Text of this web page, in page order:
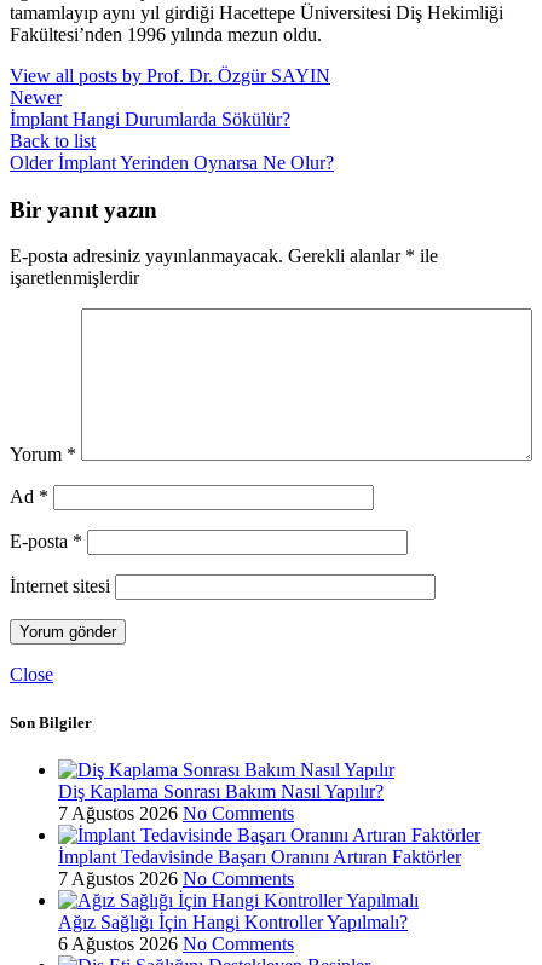
tamamlayıp aynı yıl girdiği Hacettepe Üniversitesi Diş Hekimliği
Fakültesi’nden 1996 yılında mezun oldu.
View all posts by Prof. Dr. Özgür SAYIN
Newer
İmplant Hangi Durumlarda Sökülür?
Back to list
Older İmplant Yerinden Oynarsa Ne Olur?
Bir yanıt yazın
E-posta adresiniz yayınlanmayacak. Gerekli alanlar * ile
işaretlenmişlerdir
Yorum *
Ad *
E-posta *
İnternet sitesi
Close
Son Bilgiler
Diş Kaplama Sonrası Bakım Nasıl Yapılır?
7 Ağustos 2026 No Comments
İmplant Tedavisinde Başarı Oranını Artıran Faktörler
7 Ağustos 2026 No Comments
Ağız Sağlığı İçin Hangi Kontroller Yapılmalı?
6 Ağustos 2026 No Comments